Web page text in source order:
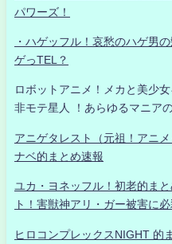
パワーズ！
・ハゲッフル！哀愁のハゲ男
ゲっTEL？
ロボットアニメ！メカと美少
非モテ星人 ！あらゆるマニア
アニゲタレスト（元祖！アニ
ナベ的まとめ速報
ユカ・ヨネッフル！初老的ま
ト！害獣神アリ・ガー被害に
ヒロコンプレックスNIGHT 的